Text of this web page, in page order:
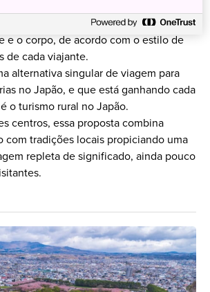
se dedicar a atividades que ajudam a
e o corpo, de acordo com o estilo de
de cada viajante.
alternativa singular de viagem para
no Japão, e que está ganhando cada
o turismo rural no Japão.
centros, essa proposta combina
com tradições locais propiciando uma
repleta de significado, ainda pouco